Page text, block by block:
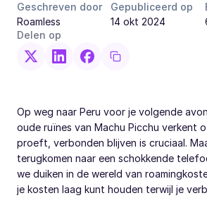
Geschreven door
Roamless
Gepubliceerd op
14 okt 2024
Delen op
Op weg naar Peru voor je volgende
oude ruïnes van Machu Picchu verkent
proeft, verbonden blijven is cruciaal.
terugkomen naar een schokkende
we duiken in de wereld van
je kosten laag kunt houden terwijl je